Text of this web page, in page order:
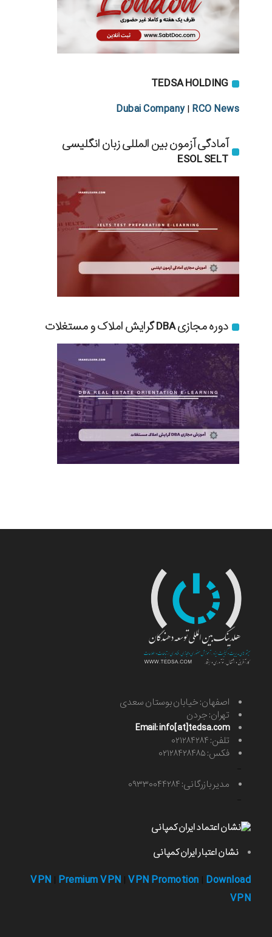
TEDSA HOLDING
Dubai Company| RCO News
آمادگی آزمون بین المللی زبان انگلیسی
ESOL SELT
دوره مجازی DBA گرایش املاک و مستغلات
اصفهان: خیابان بوستان سعدی
تهران: جردن
Email: info[at]tedsa.com
تلفن: ۰۲۱۲۸۴۲۸۴
فکس: ۰۲۱۲۸۴۲۸۴۸۵
مدیر بازرگانی: ۰۹۳۳۰۰۴۴۲۸۴
نشان اعتبار ایران کمپانی
VPN Premium VPN VPN Promotion Download
VPN